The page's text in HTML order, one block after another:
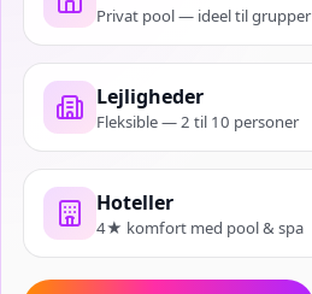
Privat pool — ideel til grupper
Lejligheder
Fleksible — 2 til 10 personer
Hoteller
4★ komfort med pool & spa